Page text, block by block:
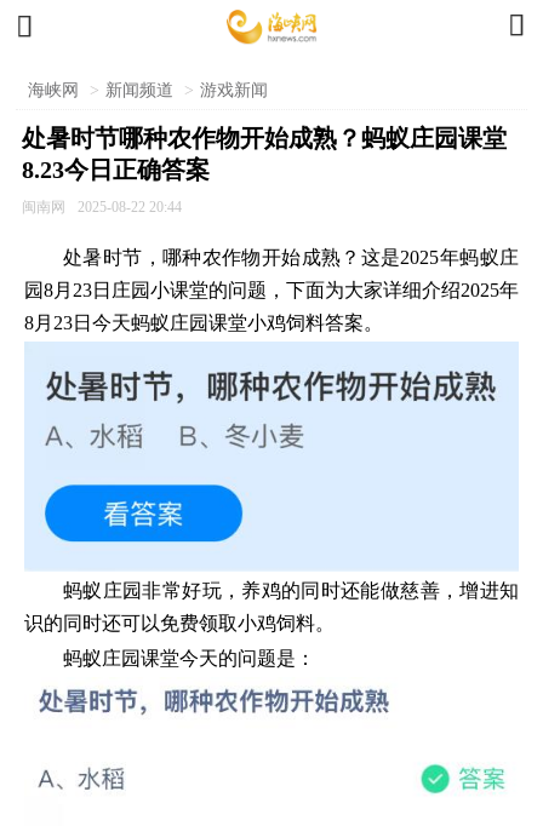
 
海峡网 > 新闻频道 > 游戏新闻
处暑时节哪种农作物开始成熟？蚂蚁庄园课堂
8.23今日正确答案
闽南网 2025-08-22 20:44
处暑时节，哪种农作物开始成熟？这是2025年蚂蚁庄
园8月23日庄园小课堂的问题，下面为大家详细介绍2025年
8月23日今天蚂蚁庄园课堂小鸡饲料答案。
蚂蚁庄园非常好玩，养鸡的同时还能做慈善，增进知
识的同时还可以免费领取小鸡饲料。
蚂蚁庄园课堂今天的问题是：